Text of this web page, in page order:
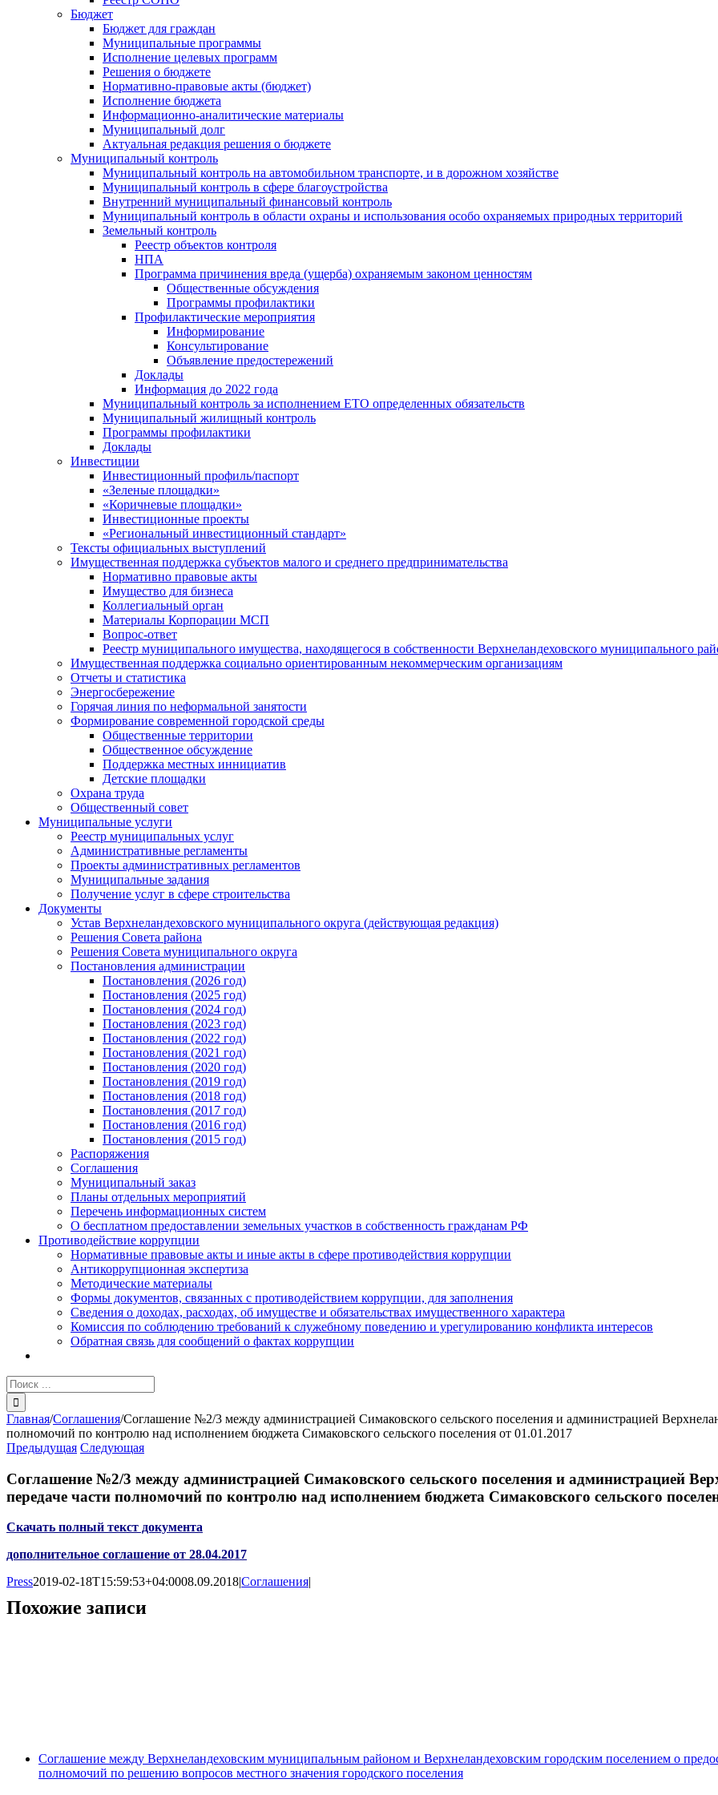
Бюджет
Бюджет для граждан
Муниципальные программы
Исполнение целевых программ
Решения о бюджете
Нормативно-правовые акты (бюджет)
Исполнение бюджета
Информационно-аналитические материалы
Муниципальный долг
Актуальная редакция решения о бюджете
Муниципальный контроль
Муниципальный контроль на автомобильном транспорте, и в дорожном хозяйстве
Муниципальный контроль в сфере благоустройства
Внутренний муниципальный финансовый контроль
Муниципальный контроль в области охраны и использования особо охраняемых природных территорий
Земельный контроль
Реестр объектов контроля
НПА
Программа причинения вреда (ущерба) охраняемым законом ценностям
Общественные обсуждения
Программы профилактики
Профилактические мероприятия
Информирование
Консультирование
Объявление предостережений
Доклады
Информация до 2022 года
Муниципальный контроль за исполнением ЕТО определенных обязательств
Муниципальный жилищный контроль
Программы профилактики
Доклады
Инвестиции
Инвестиционный профиль/паспорт
«Зеленые площадки»
«Коричневые площадки»
Инвестиционные проекты
«Региональный инвестиционный стандарт»
Тексты официальных выступлений
Имущественная поддержка субъектов малого и среднего предпринимательства
Нормативно правовые акты
Имущество для бизнеса
Коллегиальный орган
Материалы Корпорации МСП
Вопрос-ответ
Реестр муниципального имущества, находящегося в собственности Верхнеландеховского муниципального
Имущественная поддержка социально ориентированным некоммерческим организациям
Отчеты и статистика
Энергосбережение
Горячая линия по неформальной занятости
Формирование современной городской среды
Общественные территории
Общественное обсуждение
Поддержка местных иннициатив
Детские площадки
Охрана труда
Общественный совет
Муниципальные услуги
Реестр муниципальных услуг
Административные регламенты
Проекты административных регламентов
Муниципальные задания
Получение услуг в сфере строительства
Документы
Устав Верхнеландеховского муниципального округа (действующая редакция)
Решения Совета района
Решения Совета муниципального округа
Постановления администрации
Постановления (2026 год)
Постановления (2025 год)
Постановления (2024 год)
Постановления (2023 год)
Постановления (2022 год)
Постановления (2021 год)
Постановления (2020 год)
Постановления (2019 год)
Постановления (2018 год)
Постановления (2017 год)
Постановления (2016 год)
Постановления (2015 год)
Распоряжения
Соглашения
Муниципальный заказ
Планы отдельных мероприятий
Перечень информационных систем
О бесплатном предоставлении земельных участков в собственность гражданам РФ
Противодействие коррупции
Нормативные правовые акты и иные акты в сфере противодействия коррупции
Антикоррупционная экспертиза
Методические материалы
Формы документов, связанных с противодействием коррупции, для заполнения
Сведения о доходах, расходах, об имуществе и обязательствах имущественного характера
Комиссия по соблюдению требований к служебному поведению и урегулированию конфликта интересов
Обратная связь для сообщений о фактах коррупции
Результат
поиска:
Главная/Соглашения/Соглашение №2/3 между администрацией Симаковского сельского поселения и администрацией
полномочий по контролю над исполнением бюджета Симаковского сельского поселения от 01.01.2017
Предыдущая Следующая
Соглашение №2/3 между администрацией Симаковского сельского поселения и администрацией
передаче части полномочий по контролю над исполнением бюджета Симаковского сельского
Скачать полный текст документа
дополнительное соглашение от 28.04.2017
Press2019-02-18T15:59:53+04:0008.09.2018|Соглашения|
Похожие записи
Соглашение между Верхнеландеховским муниципальным районом и Верхнеландеховским городским поселением о
полномочий по решению вопросов местного значения городского поселения